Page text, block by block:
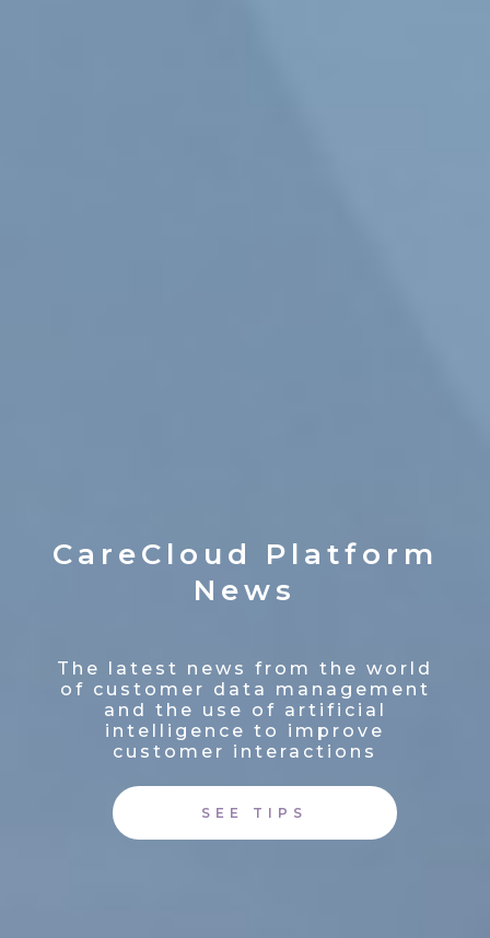
CareCloud Platform
News
The latest news from the world
of customer data management
and the use of artificial
intelligence to improve
customer interactions
SEE TIPS